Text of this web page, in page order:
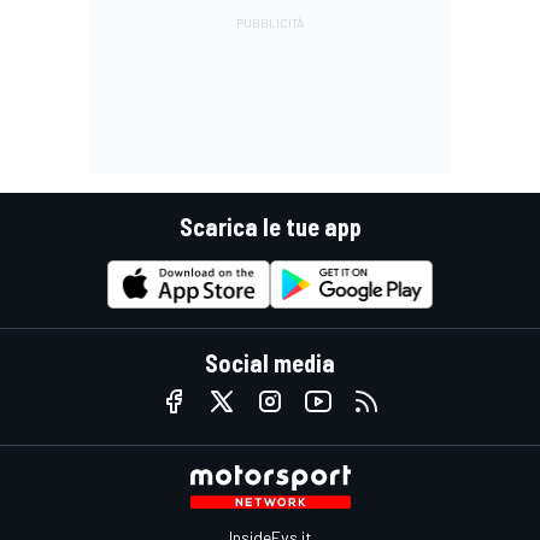
Scarica le tue app
Social media